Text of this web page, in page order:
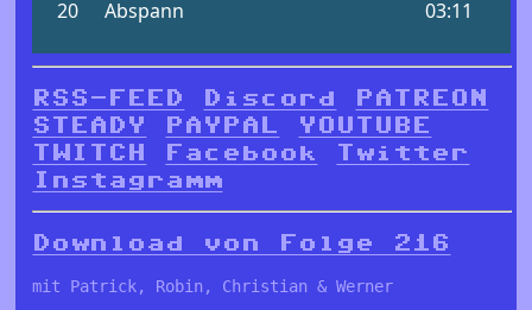
RSS-FEED Discord
PATREON
STEADY
PAYPAL
YOUTUBE
TWITCH
Facebook
Twitter
Instagramm
Download von Folge 216
mit Patrick, Robin, Christian & Werner